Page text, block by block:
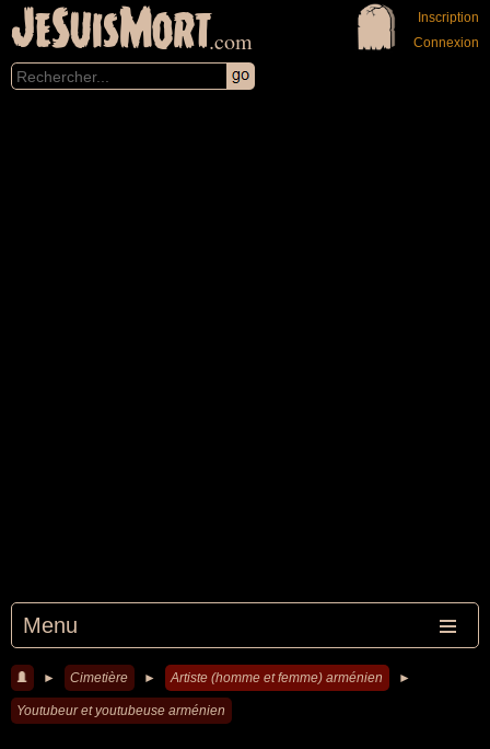
JeSuisMort.com
Menu
Inscription
Connexion
► Cimetière ► Artiste (homme et femme) arménien ►
Youtubeur et youtubeuse arménien